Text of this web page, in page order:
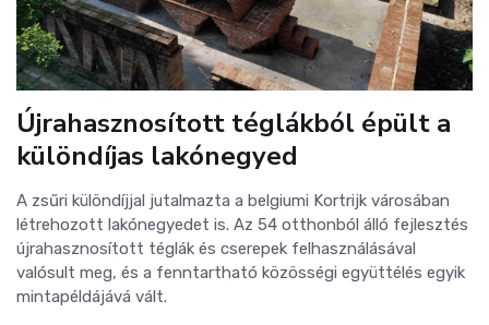
Újrahasznosított téglákból épült a
különdíjas lakónegyed
A zsűri különdíjjal jutalmazta a belgiumi Kortrijk városában
létrehozott lakónegyedet is. Az 54 otthonból álló fejlesztés
újrahasznosított téglák és cserepek felhasználásával
valósult meg, és a fenntartható közösségi együttélés egyik
mintapéldájává vált.